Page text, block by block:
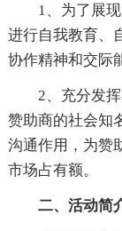
1、为了展
进行自我教育、
协作精神和交际
2、充分发
赞助商的社会知
沟通作用，为赞
市场占有额。
二、活动简